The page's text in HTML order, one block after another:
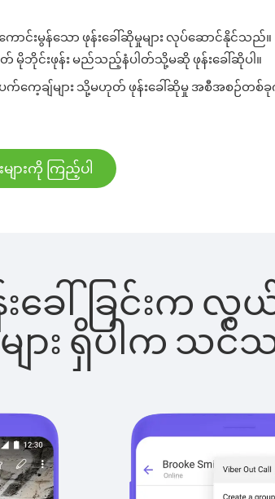
င်းမွန်သော ဖုန်းခေါ်ဆိုမှုများ လုပ်ဆောင်နိုင်သည်။
တ် မိုဘိုင်းဖုန်း မည်သည့်နံပါတ်သို့မဆို ဖုန်းခေါ်ဆိုပါ။
က်ကေ့ချ်များ သို့မဟုတ် ဖုန်းခေါ်ဆိုမှု အစီအစဉ်တစ်
ားကို ကြည့်ပါ
န်းခေါ်ခြင်းက
ျား ရှိပါက သ